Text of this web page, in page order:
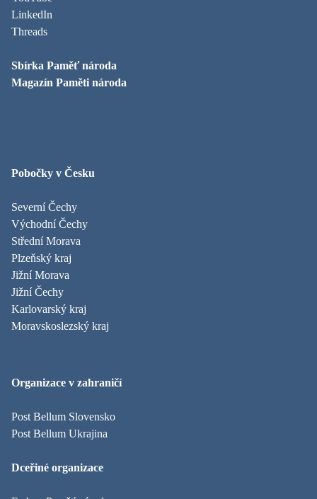
LinkedIn
Threads
Sbírka Paměť národa
Magazín Paměti národa
Pobočky v Česku
Severní Čechy
Východní Čechy
Střední Morava
Plzeňský kraj
Jižní Morava
Jižní Čechy
Karlovarský kraj
Moravskoslezský kraj
Organizace v zahraničí
Post Bellum Slovensko
Post Bellum Ukrajina
Dceřiné organizace